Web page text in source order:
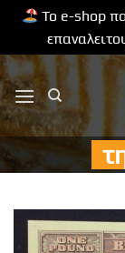
Το e-shop
Μετάβαση
στο
περιεχόμενο